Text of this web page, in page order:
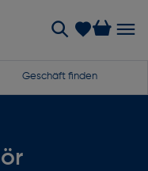
Geschäft finden